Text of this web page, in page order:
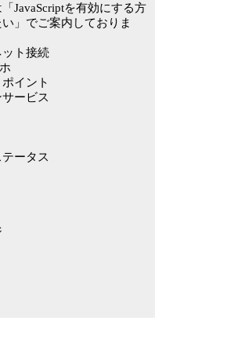
JavaScriptを有効にする方
」でご案内しておりま
ト接続
イント
ービス
テータス